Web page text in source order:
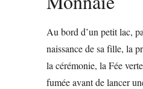
Au bord d’un petit lac,
naissance de sa fille, la
la cérémonie, la Fée
fumée avant de lancer